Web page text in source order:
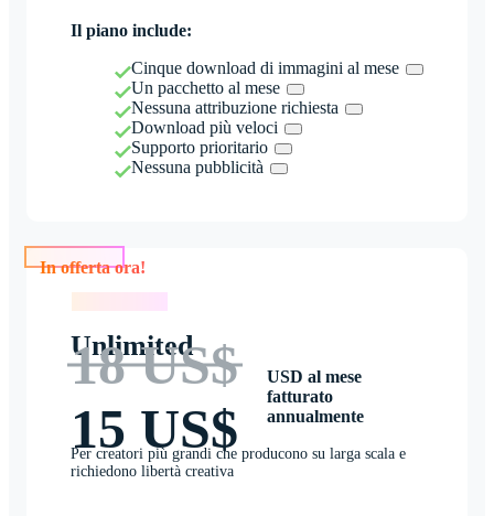
Il piano include:
Cinque download di immagini al mese
Un pacchetto al mese
Nessuna attribuzione richiesta
Download più veloci
Supporto prioritario
Nessuna pubblicità
Unlimited
18 US$
15 US$
USD al mese
fatturato
annualmente
Per creatori più grandi che producono su larga scala e
richiedono libertà creativa